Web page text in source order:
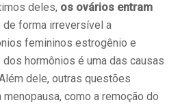
deles, os ovários entram
de forma irreversível a
femininos estrogênio e
hormônios é uma das causas
dele, outras questões
como a remoção do